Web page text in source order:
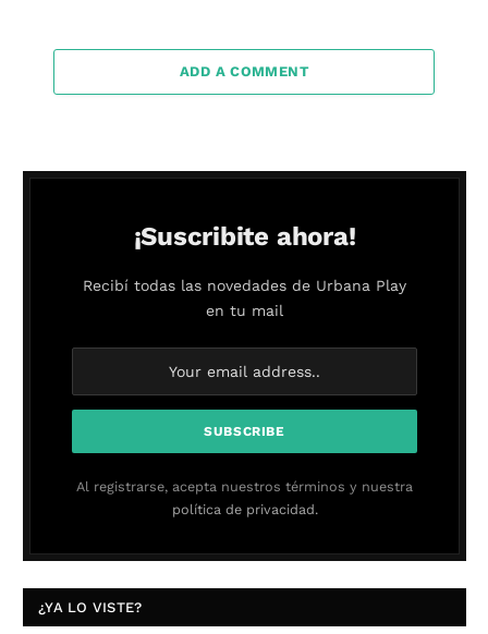
ADD A COMMENT
¡Suscribite ahora!
Recibí todas las novedades de Urbana Play
en tu mail
Al registrarse, acepta nuestros términos y nuestra
política de privacidad.
¿YA LO VISTE?